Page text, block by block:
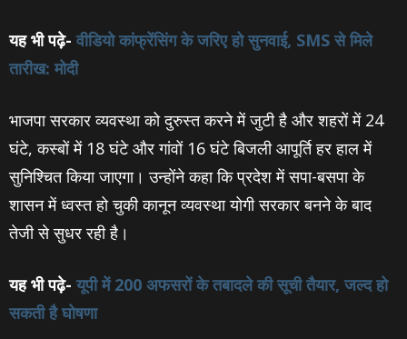
यह भी पढ़े- वीडियो कांफ्रेंसिंग के जरिए हो सुनवाई, SMS से मिले
तारीख: मोदी
भाजपा सरकार व्यवस्था को दुरुस्त करने में जुटी है और शहरों में 24
घंटे, कस्बों में 18 घंटे और गांवों 16 घंटे बिजली आपूर्ति हर हाल में
सुनिश्चित किया जाएगा। उन्होंने कहा कि प्रदेश में सपा-बसपा के
शासन में ध्वस्त हो चुकी कानून व्यवस्था योगी सरकार बनने के बाद
तेजी से सुधर रही है।
यह भी पढ़े- यूपी में 200 अफसरों के तबादले की सूची तैयार, जल्‍द हो
सकती है घोषणा